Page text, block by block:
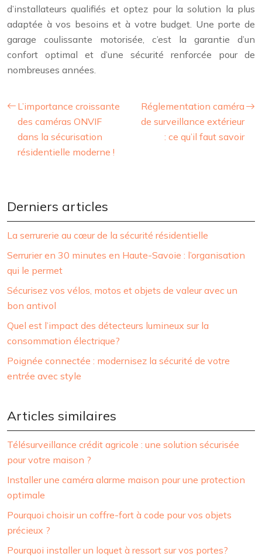
d’installateurs qualifiés et optez pour la solution la plus
adaptée à vos besoins et à votre budget. Une porte de
garage coulissante motorisée, c’est la garantie d’un
confort optimal et d’une sécurité renforcée pour de
nombreuses années.
L’importance croissante
des caméras ONVIF
dans la sécurisation
résidentielle moderne !
Réglementation caméra
de surveillance extérieur
: ce qu’il faut savoir
Derniers articles
La serrurerie au cœur de la sécurité résidentielle
Serrurier en 30 minutes en Haute-Savoie : l’organisation
qui le permet
Sécurisez vos vélos, motos et objets de valeur avec un
bon antivol
Quel est l’impact des détecteurs lumineux sur la
consommation électrique?
Poignée connectée : modernisez la sécurité de votre
entrée avec style
Articles similaires
Télésurveillance crédit agricole : une solution sécurisée
pour votre maison ?
Installer une caméra alarme maison pour une protection
optimale
Pourquoi choisir un coffre-fort à code pour vos objets
précieux ?
Pourquoi installer un loquet à ressort sur vos portes?